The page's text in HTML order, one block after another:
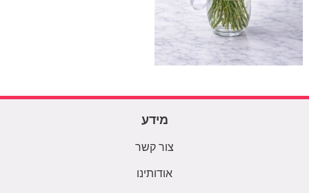
מידע
צור קשר
אודותינו